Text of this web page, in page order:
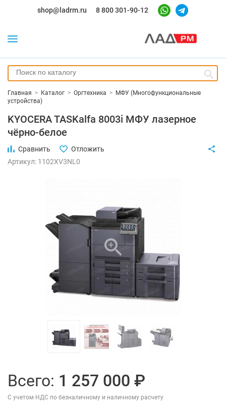
shop@ladrm.ru 8 800 301-90-12
Главная > Каталог > Оргтехника > МФУ (Многофункциональные
устройства)
KYOCERA TASKalfa 8003i МФУ лазерное
чёрно-белое
Сравнить
Отложить
Артикул: 1102XV3NL0
Всего: 1 257 000 ₽
С учетом НДС по безналичному и наличному расчету